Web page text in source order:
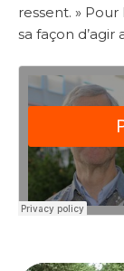
ressent. »
sa façon d’agir